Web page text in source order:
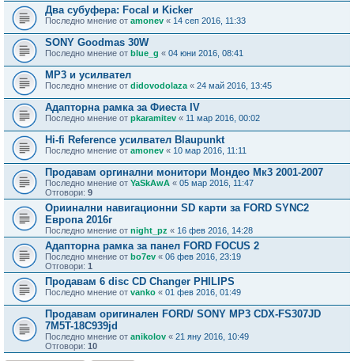
Два субуфера: Focal и Kicker
Последно мнение от amonev « 14 сеп 2016, 11:33
SONY Goodmas 30W
Последно мнение от blue_g « 04 юни 2016, 08:41
MP3 и усилвател
Последно мнение от didovodolaza « 24 май 2016, 13:45
Адапторна рамка за Фиеста IV
Последно мнение от pkaramitev « 11 мар 2016, 00:02
Hi-fi Reference усилвател Blaupunkt
Последно мнение от amonev « 10 мар 2016, 11:11
Продавам оргинални монитори Мондео Мк3 2001-2007
Последно мнение от YaSkAwA « 05 мар 2016, 11:47
Отговори: 9
Ориинални навигационни SD карти за FORD SYNC2
Европа 2016г
Последно мнение от night_pz « 16 фев 2016, 14:28
Адапторна рамка за панел FORD FOCUS 2
Последно мнение от bo7ev « 06 фев 2016, 23:19
Отговори: 1
Продавам 6 disc CD Changer PHILIPS
Последно мнение от vanko « 01 фев 2016, 01:49
Продавам оригинален FORD/ SONY MP3 CDX-FS307JD
7M5T-18C939jd
Последно мнение от anikolov « 21 яну 2016, 10:49
Отговори: 10